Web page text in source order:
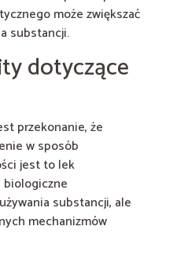
może zwiększać
substancji.
dotyczące
przekonanie, że
w sposób
jest to lek
substancji, ale
mechanizmów